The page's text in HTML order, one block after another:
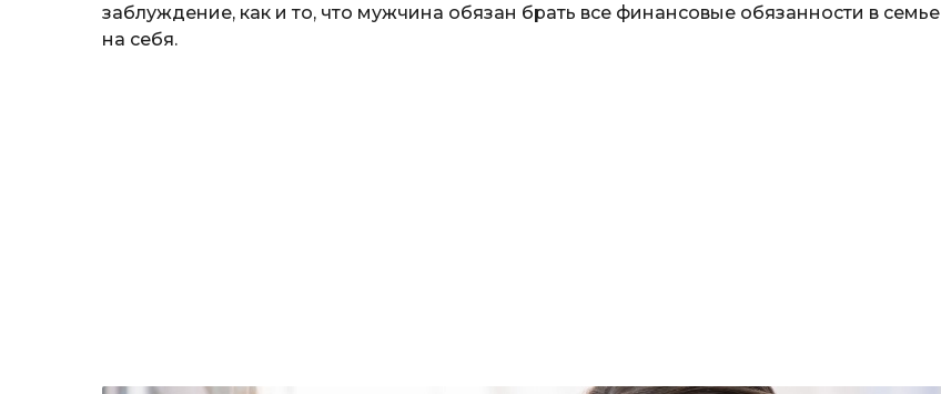
заблуждение, как и то, что мужчина обязан брать все финансовые обязанности в семье
на себя.